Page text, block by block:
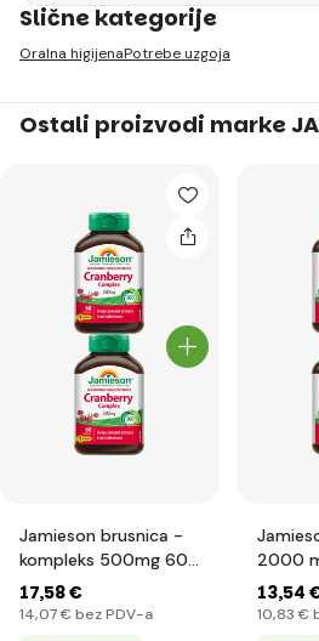
Slične kategorije
Oralna higijenaPotrebe uzgoja
Ostali proizvodi marke
Jamieson brusnica -
kompleks 500mg 60
kapsula
17,58 €
14,07 € bez PDV-a
2000
13,54
10,83 €